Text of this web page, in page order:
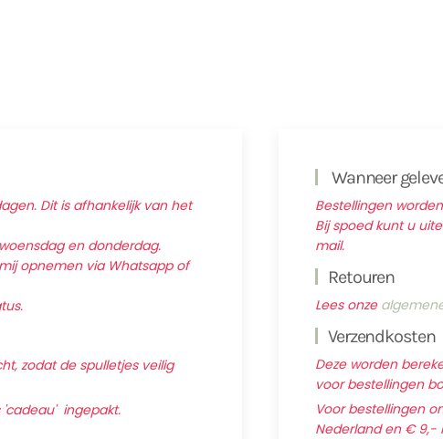
Dit is afhankelijk van het
en donderdag.
opnemen via Whatsapp of
zodat de spulletjes veilig
'cadeau' ingepakt.
Wanneer
Bestellingen
Bij spoed kunt u
mail.
Retouren
Lees onze
Verzendkosten
Deze worden
voor bestellingen
Voor bestellingen
Nederland en € 9,-